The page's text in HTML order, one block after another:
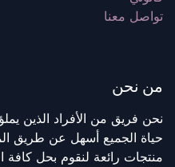
تواصل معنا
من نحن
نحن فريق من الأفراد الذين
حياة الجميع أسهل عن طريق
منتجات رائعة لنقوم بحل كافة